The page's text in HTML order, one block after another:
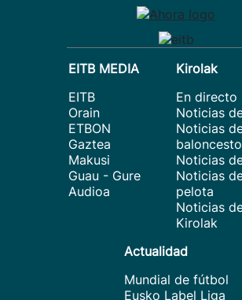
EITB MEDIA
EITB
Orain
ETBON
Gaztea
Makusi
Guau - Gure
Audioa
Kirolak
En directo
Noticias
Noticias
baloncesto
Noticias
Noticias
pelota
Noticias
Kirolak
Actualidad
Mundial de fútbol
Eusko Label Liga